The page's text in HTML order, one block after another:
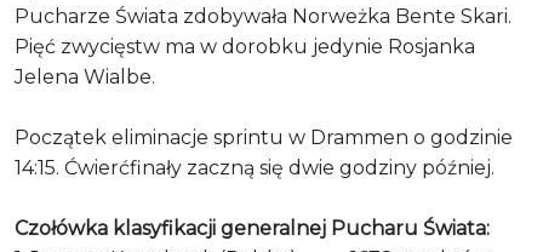
Pucharze Świata zdobywała Norweżka Bente Skari.
Pięć zwycięstw ma w dorobku jedynie Rosjanka
Jelena Wialbe.
Początek eliminacje sprintu w Drammen o godzinie
14:15. Ćwierćfinały zaczną się dwie godziny później.
Czołówka klasyfikacji generalnej Pucharu Świata: